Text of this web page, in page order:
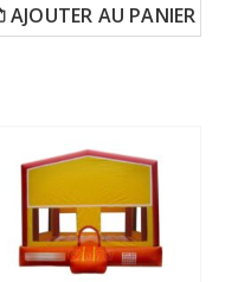
AJOUTER AU PANIER